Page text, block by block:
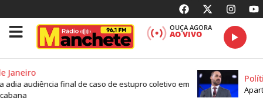
OUÇA AGORA
AO VIVO
Janeiro
adia audiência final de caso de estupro coletivo em